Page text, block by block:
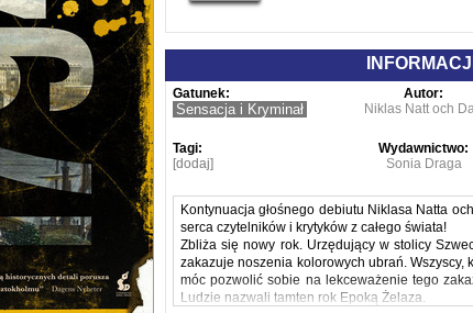
Gatunek:
Sensacja i Kryminał
Autor:
Niklas Natt och
Tagi:
[dodaj]
Wydawnictwo:
Sonia Draga
Kontynuacja głośnego debiutu Niklasa Natta
serca czytelników i krytyków z całego świata!
Zbliża się nowy rok. Urzędujący w stolicy
zakazuje noszenia kolorowych ubrań. Wszyscy,
móc pozwolić sobie na lekceważenie tego
Ludzie nazwali tamten rok Epoką Żelaza.